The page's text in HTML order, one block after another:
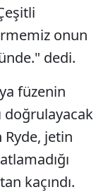
onun
dedi.
füzenin
doğrulayacak
Ryde, jetin
kaçındı.